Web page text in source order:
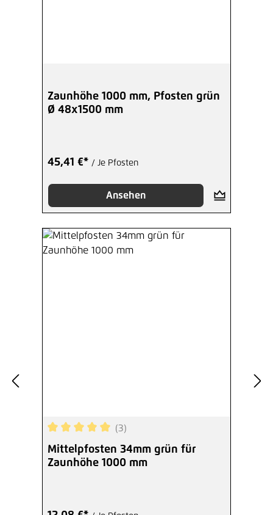
Zaunhöhe 1000 mm, Pfosten grün
Ø 48x1500 mm
45,41 €* / Je Pfosten
Ansehen
Durchschnittliche Bewertung von 5 von 5
(3)
Mittelpfosten 34mm grün für
Zaunhöhe 1000 mm